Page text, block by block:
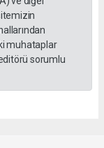
muhataplar
sorumlu